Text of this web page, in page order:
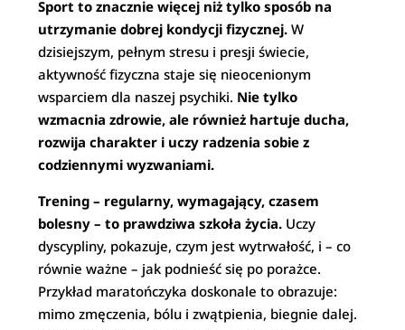
Sport to znacznie więcej niż tylko sposób na
utrzymanie dobrej kondycji fizycznej. W
dzisiejszym, pełnym stresu i presji świecie,
aktywność fizyczna staje się nieocenionym
wsparciem dla naszej psychiki. Nie tylko
wzmacnia zdrowie, ale również hartuje ducha,
rozwija charakter i uczy radzenia sobie z
codziennymi wyzwaniami.
Trening – regularny, wymagający, czasem
bolesny – to prawdziwa szkoła życia. Uczy
dyscypliny, pokazuje, czym jest wytrwałość, i – co
równie ważne – jak podnieść się po porażce.
Przykład maratończyka doskonale to obrazuje:
mimo zmęczenia, bólu i zwątpienia, biegnie dalej.